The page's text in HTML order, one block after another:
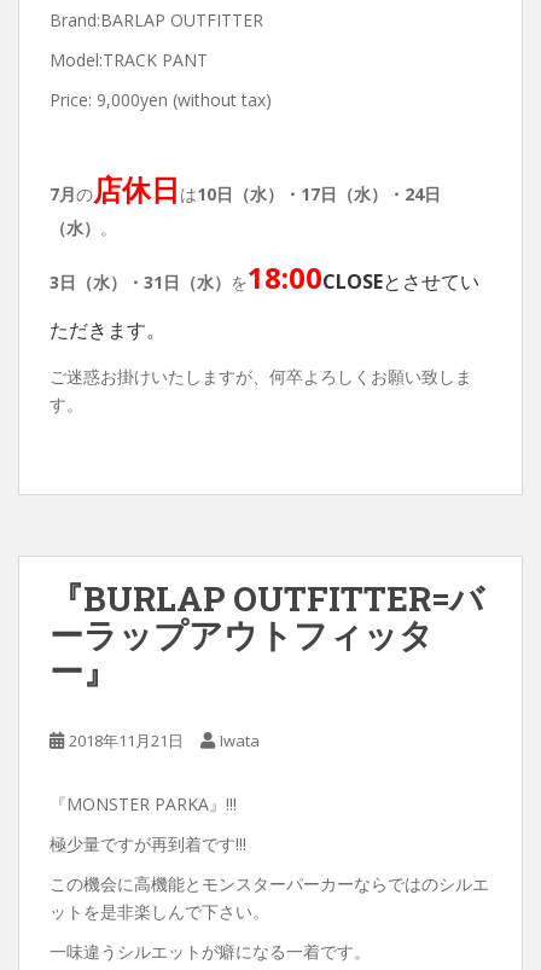
Brand:BARLAP OUTFITTER
Model:TRACK PANT
Price: 9,000yen (without tax)
7月の店休日 は10日（水）・17日（水）・24日
（水） 。
3日（水）・31日（水） を18:00CLOSEとさせてい
ただきます。
ご迷惑お掛けいたしますが、何卒よろしくお願い致しま
す。
『BURLAP OUTFITTER=バ
ーラップアウトフィッタ
ー』
2018年11月21日 Iwata
『MONSTER PARKA』!!!
極少量ですが再到着です!!!
この機会に高機能とモンスターパーカーならではのシルエ
ットを是非楽しんで下さい。
一味違うシルエットが癖になる一着です。